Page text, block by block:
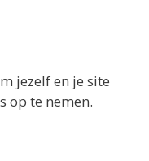
jezelf en je site
op te nemen.